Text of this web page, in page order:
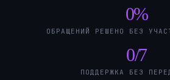
0%
ОБРАЩЕНИЙ РЕШЕНО БЕЗ
0/7
ПОДДЕРЖКА БЕЗ